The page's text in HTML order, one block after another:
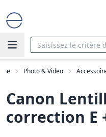
Photo & Video
Canon
correction E